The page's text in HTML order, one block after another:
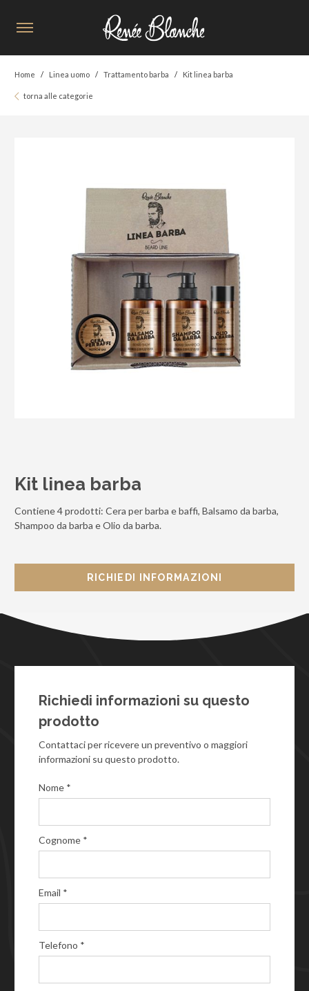
Home Linea uomo Trattamento barba Kit linea barba
torna alle categorie
Kit linea barba
Contiene 4 prodotti: Cera per barba e baffi, Balsamo da barba,
Shampoo da barba e Olio da barba.
RICHIEDI INFORMAZIONI
Richiedi informazioni su questo
prodotto
Contattaci per ricevere un preventivo o maggiori
informazioni su questo prodotto.
Nome *
Cognome *
Email *
Telefono *